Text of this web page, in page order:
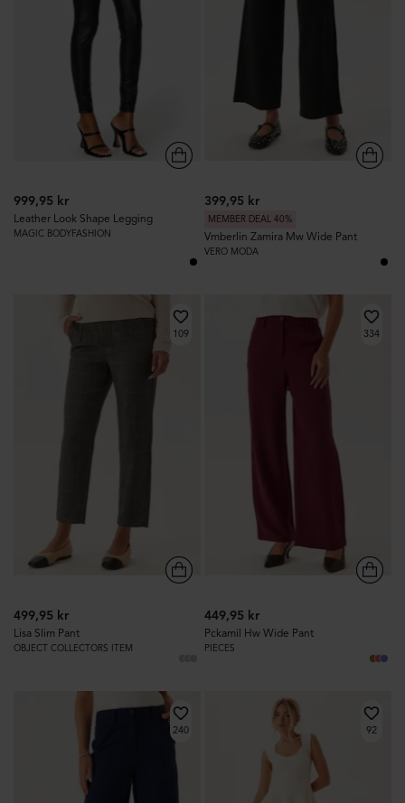
999,95 kr
Leather Look Shape Legging
MAGIC BODYFASHION
399,95 kr
MEMBER DEAL 40%
Vmberlin Zamira Mw Wide Pant
VERO MODA
109
499,95 kr
Lisa Slim Pant
OBJECT COLLECTORS ITEM
334
449,95 kr
Pckamil Hw Wide Pant
PIECES
240 92